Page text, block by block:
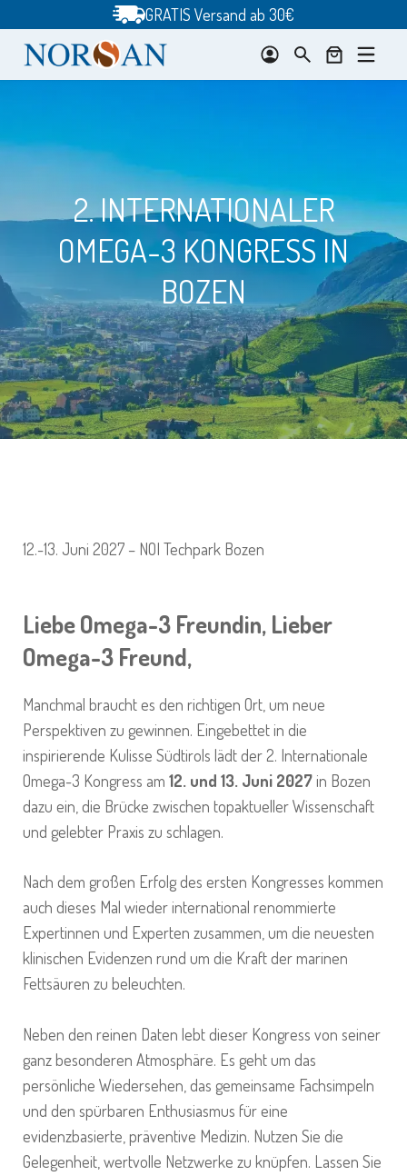
springen
GRATIS Versand ab 30€
2. INTERNATIONALER
OMEGA-3 KONGRESS IN
BOZEN
12.-13. Juni 2027 – NOI Techpark Bozen
Liebe Omega-3 Freundin, Lieber
Omega-3 Freund,
Manchmal braucht es den richtigen Ort, um neue
Perspektiven zu gewinnen. Eingebettet in die
inspirierende Kulisse Südtirols lädt der 2. Internationale
Omega-3 Kongress am 12. und 13. Juni 2027in Bozen
dazu ein, die Brücke zwischen topaktueller Wissenschaft
und gelebter Praxis zu schlagen.
Nach dem großen Erfolg des ersten Kongresses kommen
auch dieses Mal wieder international renommierte
Expertinnen und Experten zusammen, um die neuesten
klinischen Evidenzen rund um die Kraft der marinen
Fettsäuren zu beleuchten.
Neben den reinen Daten lebt dieser Kongress von seiner
ganz besonderen Atmosphäre. Es geht um das
persönliche Wiedersehen, das gemeinsame Fachsimpeln
und den spürbaren Enthusiasmus für eine
evidenzbasierte, präventive Medizin. Nutzen Sie die
Gelegenheit, wertvolle Netzwerke zu knüpfen. Lassen Sie